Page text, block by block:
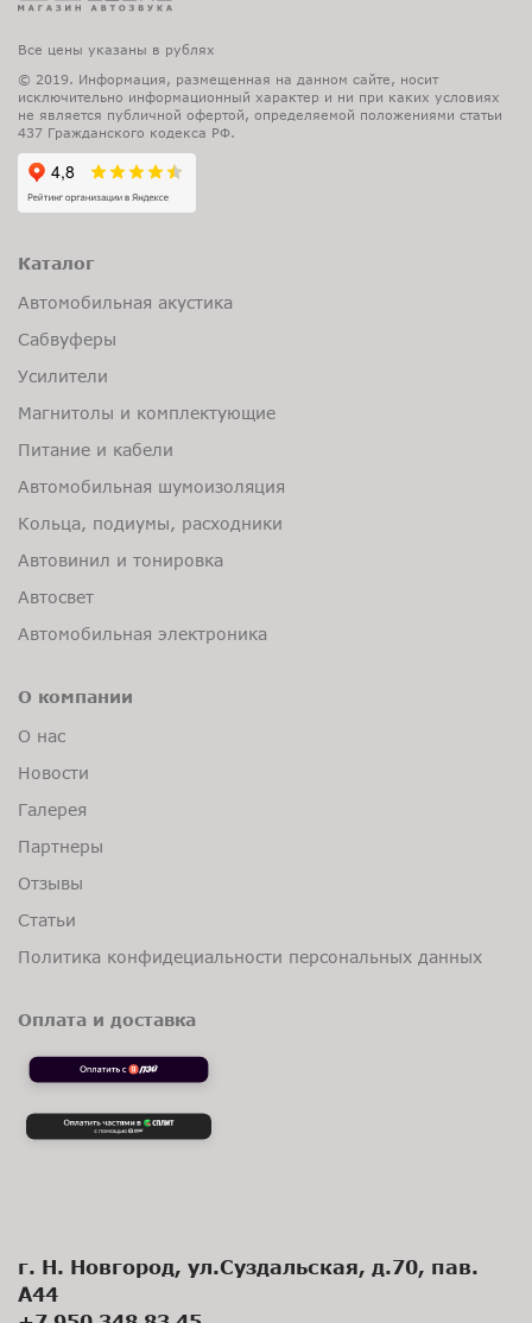
Все цены указаны в рублях
© 2019. Информация, размещенная на данном сайте, носит
исключительно информационный характер и ни при каких условиях
не является публичной офертой, определяемой положениями статьи
437 Гражданского кодекса РФ.
Каталог
Автомобильная акустика
Сабвуферы
Усилители
Магнитолы и комплектующие
Питание и кабели
Автомобильная шумоизоляция
Кольца, подиумы, расходники
Автовинил и тонировка
Автосвет
Автомобильная электроника
О компании
О нас
Новости
Галерея
Партнеры
Отзывы
Статьи
Политика конфидециальности персональных данных
Оплата и доставка
г. Н. Новгород, ул.Суздальская, д.70, пав.
А44